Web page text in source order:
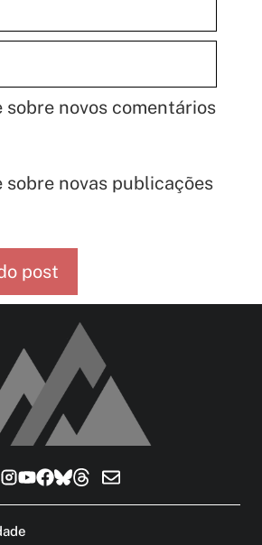
novos comentários
novas publicações